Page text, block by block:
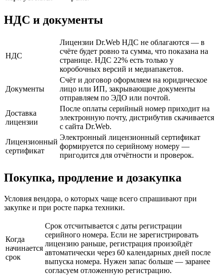
НДС и документы
НДС
Лицензии Dr.Web НДС не облагаются — в
счёте будет ровно та сумма, что показана на
странице. НДС 22% есть только у
коробочных версий и медиапакетов.
Документы
Счёт и договор оформляем на юридическое
лицо или ИП, закрывающие документы
отправляем по ЭДО или почтой.
Доставка
лицензии
После оплаты серийный номер приходит на
электронную почту, дистрибутив скачивается
с сайта Dr.Web.
Лицензионный
сертификат
Электронный лицензионный сертификат
формируется по серийному номеру —
пригодится для отчётности и проверок.
Покупка, продление и дозакупка
Условия вендора, о которых чаще всего спрашивают при
закупке и при росте парка техники.
Когда
начинается
срок
Срок отсчитывается с даты регистрации
серийного номера. Если не зарегистрировать
лицензию раньше, регистрация произойдёт
автоматически через 60 календарных дней после
выпуска номера. Нужен запас больше — заранее
согласуем отложенную регистрацию.